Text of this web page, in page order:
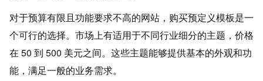
对于预算有限且功能要求不高的网站，购买预定义模板是一
个可行的选择。市场上有适用于不同行业细分的主题，价格
在 50 到 500 美元之间。这些主题能够提供基本的外观和功
能，满足一般的业务需求。